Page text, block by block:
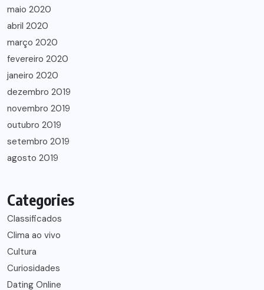
maio 2020
abril 2020
março 2020
fevereiro 2020
janeiro 2020
dezembro 2019
novembro 2019
outubro 2019
setembro 2019
agosto 2019
Categories
Classificados
Clima ao vivo
Cultura
Curiosidades
Dating Online